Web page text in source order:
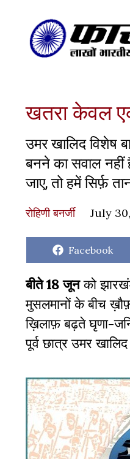
खतरा केवल
उमर खालिद विशेष
बनने का सवाल नहीं
जाए, तो हमें सिर्फ़
रोहिणी बनर्जी July
Share
Facebook
बीते 18 जूनको
मुसलमानों के बीच
ख़िलाफ़ बढ़ते घृणा-
पूर्व छात्र उमर